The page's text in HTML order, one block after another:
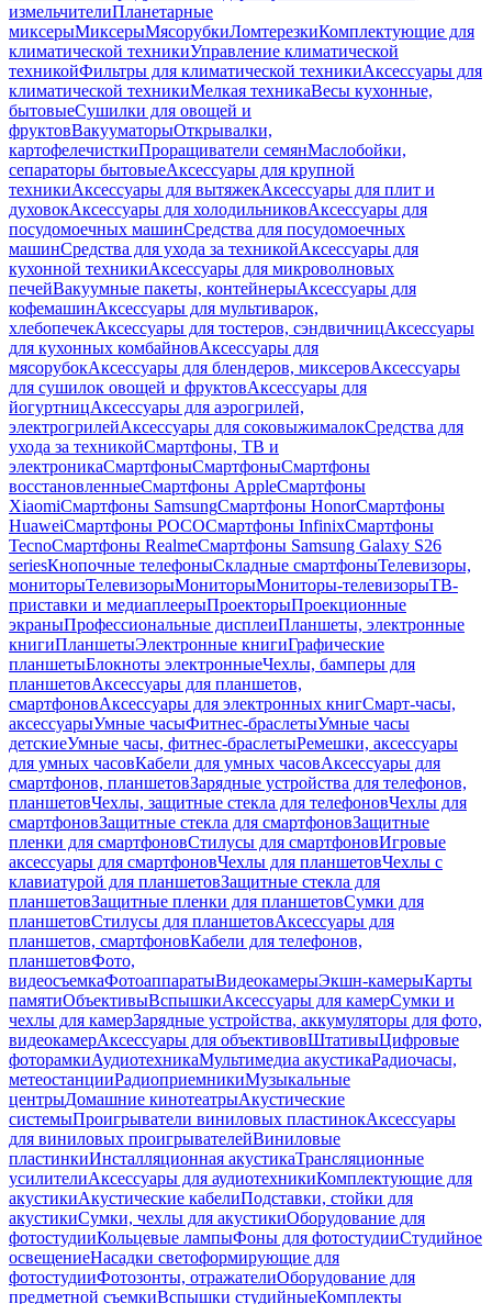
измельчителиПланетарные
миксерыМиксерыМясорубкиЛомтерезкиКомплектующие для
климатической техникиУправление климатической
техникойФильтры для климатической техникиАксессуары для
климатической техникиМелкая техникаВесы кухонные,
бытовыеСушилки для овощей и
фруктовВакууматорыОткрывалки,
картофелечисткиПроращиватели семянМаслобойки,
сепараторы бытовыеАксессуары для крупной
техникиАксессуары для вытяжекАксессуары для плит и
духовокАксессуары для холодильниковАксессуары для
посудомоечных машинСредства для посудомоечных
машинСредства для ухода за техникойАксессуары для
кухонной техникиАксессуары для микроволновых
печейВакуумные пакеты, контейнерыАксессуары для
кофемашинАксессуары для мультиварок,
хлебопечекАксессуары для тостеров, сэндвичницАксессуары
для кухонных комбайновАксессуары для
мясорубокАксессуары для блендеров, миксеровАксессуары
для сушилок овощей и фруктовАксессуары для
йогуртницАксессуары для аэрогрилей,
электрогрилейАксессуары для соковыжималокСредства для
ухода за техникойСмартфоны, ТВ и
электроникаСмартфоныСмартфоныСмартфоны
восстановленныеСмартфоны AppleСмартфоны
XiaomiСмартфоны SamsungСмартфоны HonorСмартфоны
HuaweiСмартфоны POCOСмартфоны InfinixСмартфоны
TecnoСмартфоны RealmeСмартфоны Samsung Galaxy S26
seriesКнопочные телефоныСкладные смартфоныТелевизоры,
мониторыТелевизорыМониторыМониторы-телевизорыТВ-
приставки и медиаплеерыПроекторыПроекционные
экраныПрофессиональные дисплеиПланшеты, электронные
книгиПланшетыЭлектронные книгиГрафические
планшетыБлокноты электронныеЧехлы, бамперы для
планшетовАксессуары для планшетов,
смартфоновАксессуары для электронных книгСмарт-часы,
аксессуарыУмные часыФитнес-браслетыУмные часы
детскиеУмные часы, фитнес-браслетыРемешки, аксессуары
для умных часовКабели для умных часовАксессуары для
смартфонов, планшетовЗарядные устройства для телефонов,
планшетовЧехлы, защитные стекла для телефоновЧехлы для
смартфоновЗащитные стекла для смартфоновЗащитные
пленки для смартфоновСтилусы для смартфоновИгровые
аксессуары для смартфоновЧехлы для планшетовЧехлы с
клавиатурой для планшетовЗащитные стекла для
планшетовЗащитные пленки для планшетовСумки для
планшетовСтилусы для планшетовАксессуары для
планшетов, смартфоновКабели для телефонов,
планшетовФото,
видеосъемкаФотоаппаратыВидеокамерыЭкшн-камерыКарты
памятиОбъективыВспышкиАксессуары для камерСумки и
чехлы для камерЗарядные устройства, аккумуляторы для фото,
видеокамерАксессуары для объективовШтативыЦифровые
фоторамкиАудиотехникаМультимедиа акустикаРадиочасы,
метеостанцииРадиоприемникиМузыкальные
центрыДомашние кинотеатрыАкустические
системыПроигрыватели виниловых пластинокАксессуары
для виниловых проигрывателейВиниловые
пластинкиИнсталляционная акустикаТрансляционные
усилителиАксессуары для аудиотехникиКомплектующие для
акустикиАкустические кабелиПодставки, стойки для
акустикиСумки, чехлы для акустикиОборудование для
фотостудииКольцевые лампыФоны для фотостудииСтудийное
освещениеНасадки светоформирующие для
фотостудииФотозонты, отражателиОборудование для
предметной съемкиВспышки студийныеКомплекты